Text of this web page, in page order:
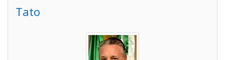
Tato